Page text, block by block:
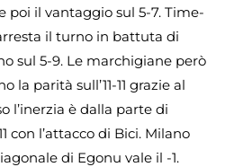
poi il vantaggio sul 5-7. Time-
il turno in battuta di
sul 5-9. Le marchigiane però
la parità sull’11-11 grazie al
l’inerzia è dalla parte di
con l’attacco di Bici. Milano
di Egonu vale il -1.